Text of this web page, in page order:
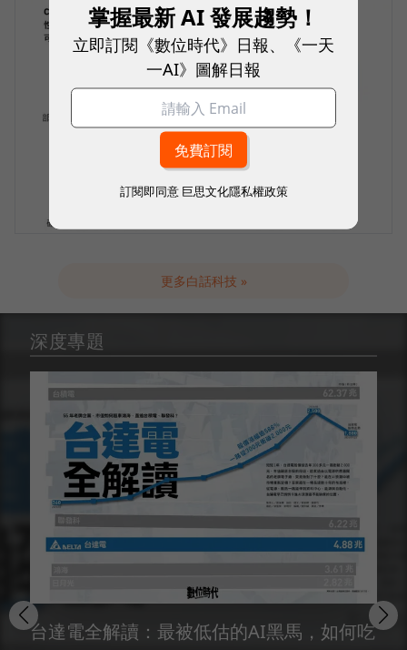
更多白話科技 »
深度專題
台達電全解讀：最被低估的AI黑馬，如何吃
掌握最新 AI 發展趨勢！
立即訂閱《數位時代》日報、《一天
一AI》圖解日報
訂閱即同意 巨思文化隱私權政策